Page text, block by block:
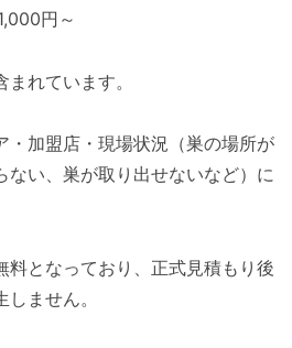
円～
れています。
・加盟店・現場状況（巣の場所が
ない、巣が取り出せないなど）に
料となっており、正式見積もり後
ません。